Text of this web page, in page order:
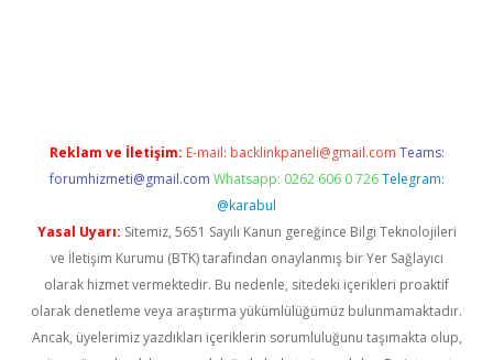
Reklam ve İletişim: E-mail: backlinkpaneli@gmail.com Teams:
forumhizmeti@gmail.com Whatsapp: 0262 606 0 726 Telegram:
@karabul
Yasal Uyarı: Sitemiz, 5651 Sayılı Kanun gereğince Bilgi Teknolojileri
ve İletişim Kurumu (BTK) tarafından onaylanmış bir Yer Sağlayıcı
olarak hizmet vermektedir. Bu nedenle, sitedeki içerikleri proaktif
olarak denetleme veya araştırma yükümlülüğümüz bulunmamaktadır.
Ancak, üyelerimiz yazdıkları içeriklerin sorumluluğunu taşımakta olup,